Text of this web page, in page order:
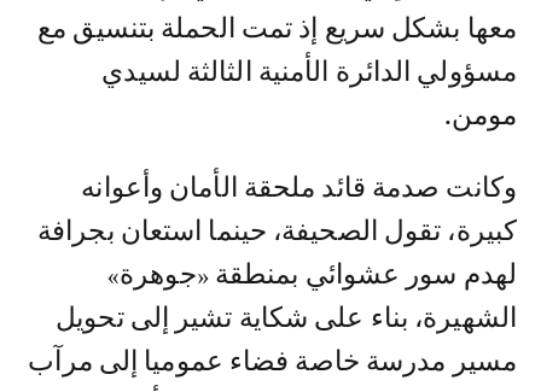
معها بشكل سريع إذ تمت الحملة بتنسيق مع
مسؤولي الدائرة الأمنية الثالثة لسيدي
مومن.
وكانت صدمة قائد ملحقة الأمان وأعوانه
كبيرة، تقول الصحيفة، حينما استعان بجرافة
لهدم سور عشوائي بمنطقة «جوهرة»
الشهيرة، بناء على شكاية تشير إلى تحويل
مسير مدرسة خاصة فضاء عموميا إلى مرآب